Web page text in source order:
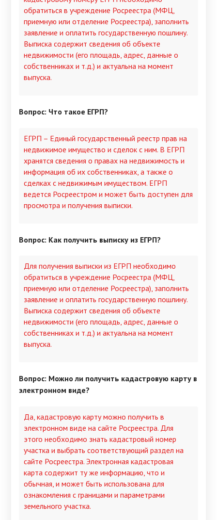
обратиться в учреждение Росреестра (МФЦ,
приемную или отделение Росреестра), заполнить
заявление и оплатить государственную пошлину.
Выписка содержит сведения об объекте
недвижимости (его площадь, адрес, данные о
собственниках и т.д.) и актуальна на момент
выпуска.
Вопрос: Что такое ЕГРП?
ЕГРП – Единый государственный реестр прав на
недвижимое имущество и сделок с ним. В ЕГРП
хранятся сведения о правах на недвижимость и
информация об их собственниках, а также о
сделках с недвижимым имуществом. ЕГРП
ведется Росреестром и может быть доступен для
просмотра и получения выписки.
Вопрос: Как получить выписку из ЕГРП?
Для получения выписки из ЕГРП необходимо
обратиться в учреждение Росреестра (МФЦ,
приемную или отделение Росреестра), заполнить
заявление и оплатить государственную пошлину.
Выписка содержит сведения об объекте
недвижимости (его площадь, адрес, данные о
собственниках и т.д.) и актуальна на момент
выпуска.
Вопрос: Можно ли получить кадастровую карту в
электронном виде?
Да, кадастровую карту можно получить в
электронном виде на сайте Росреестра. Для
этого необходимо знать кадастровый номер
участка и выбрать соответствующий раздел на
сайте Росреестра. Электронная кадастровая
карта содержит ту же информацию, что и
обычная, и может быть использована для
ознакомления с границами и параметрами
земельного участка.